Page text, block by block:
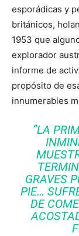
esporádicas y
británicos,
1953 que
explorador
informe de
propósito de
innumerables
“LA
GRAVES
PIE…
DE